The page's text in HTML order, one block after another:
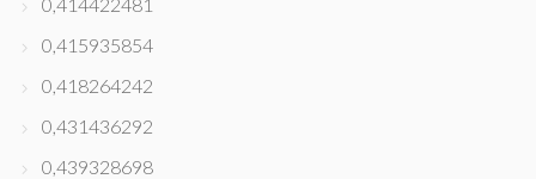
0,415935854
0,418264242
0,431436292
0,439328698